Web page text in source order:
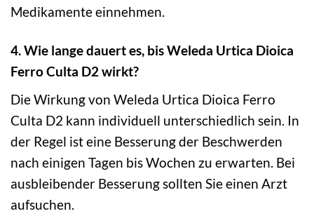
Medikamente einnehmen.
4. Wie lange dauert es, bis Weleda Urtica Dioica
Ferro Culta D2 wirkt?
Die Wirkung von Weleda Urtica Dioica Ferro
Culta D2 kann individuell unterschiedlich sein. In
der Regel ist eine Besserung der Beschwerden
nach einigen Tagen bis Wochen zu erwarten. Bei
ausbleibender Besserung sollten Sie einen Arzt
aufsuchen.